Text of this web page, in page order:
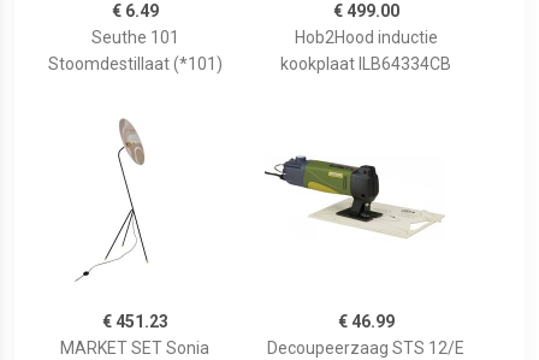
€ 6.49
Seuthe 101
Stoomdestillaat (*101)
€ 499.00
Hob2Hood inductie
kookplaat ILB64334CB
€ 451.23
MARKET SET Sonia
€ 46.99
Decoupeerzaag STS 12/E